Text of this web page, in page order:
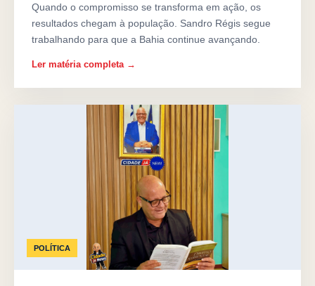
Quando o compromisso se transforma em ação, os
resultados chegam à população. Sandro Régis segue
trabalhando para que a Bahia continue avançando.
Ler matéria completa →
POLÍTICA